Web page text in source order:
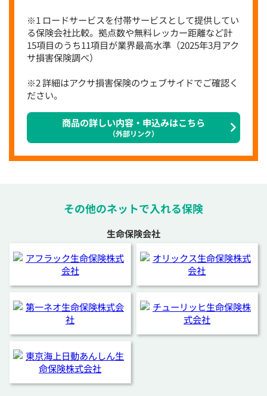
※1 ロードサービスを付帯サービスとして提供してい
る保険会社比較。拠点数や無料レッカー距離など計
15項目のうち11項目が業界最高水準（2025年3月アク
サ損害保険調べ）
※2 詳細はアクサ損害保険のウェブサイドでご確認く
ださい。
商品の詳しい内容・申込みはこちら
（外部リンク）
その他のネットで入れる保険
生命保険会社